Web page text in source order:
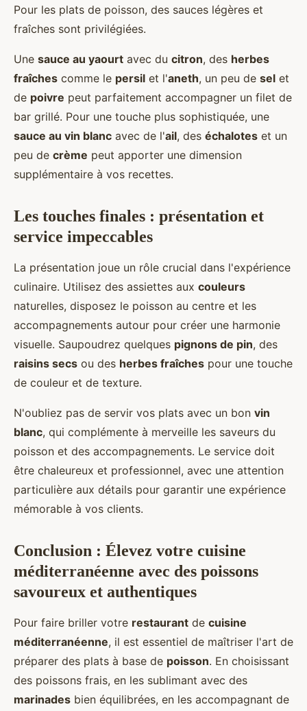
Pour les plats de poisson, des sauces légères et
fraîches sont privilégiées.
Une sauce au yaourt avec du citron, des herbes
fraîches comme le persil et l'aneth, un peu de sel et
de poivre peut parfaitement accompagner un filet de
bar grillé. Pour une touche plus sophistiquée, une
sauce au vin blanc avec de l'ail, des échalotes et un
peu de crème peut apporter une dimension
supplémentaire à vos recettes.
Les touches finales : présentation et
service impeccables
La présentation joue un rôle crucial dans l'expérience
culinaire. Utilisez des assiettes aux couleurs
naturelles, disposez le poisson au centre et les
accompagnements autour pour créer une harmonie
visuelle. Saupoudrez quelques pignons de pin, des
raisins secs ou des herbes fraîches pour une touche
de couleur et de texture.
N'oubliez pas de servir vos plats avec un bon vin
blanc, qui complémente à merveille les saveurs du
poisson et des accompagnements. Le service doit
être chaleureux et professionnel, avec une attention
particulière aux détails pour garantir une expérience
mémorable à vos clients.
Conclusion : Élevez votre cuisine
méditerranéenne avec des poissons
savoureux et authentiques
Pour faire briller votre restaurant de cuisine
méditerranéenne, il est essentiel de maîtriser l'art de
préparer des plats à base de poisson. En choisissant
des poissons frais, en les sublimant avec des
marinades bien équilibrées, en les accompagnant de